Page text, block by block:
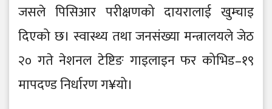
जसले पिसिआर परीक्षणको दायरालाई खुम्चाइ
दिएको छ। स्वास्थ्य तथा जनसंख्या मन्त्रालयले जेठ
२० गते नेशनल टेष्टिङ गाइलाइन फर कोभिड–१९
मापदण्ड निर्धारण ग¥यो।